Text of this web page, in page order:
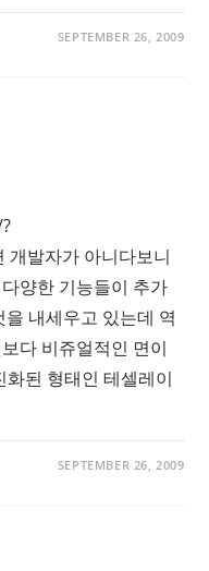
SEPTEMBER 26, 2009
발자가 아니다보니
양한 기능들이 추가
내세우고 있는데 역
다 비쥬얼적인 면이
된 형태인 테셀레이
SEPTEMBER 26, 2009